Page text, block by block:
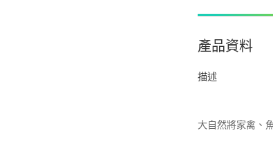
產品資料
描述
大自然將家禽、